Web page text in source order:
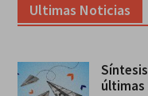
Ultimas Noticias
últimas